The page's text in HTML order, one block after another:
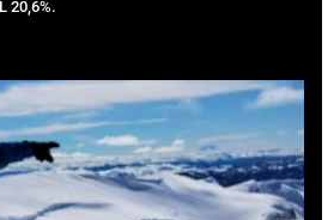
20,6%.